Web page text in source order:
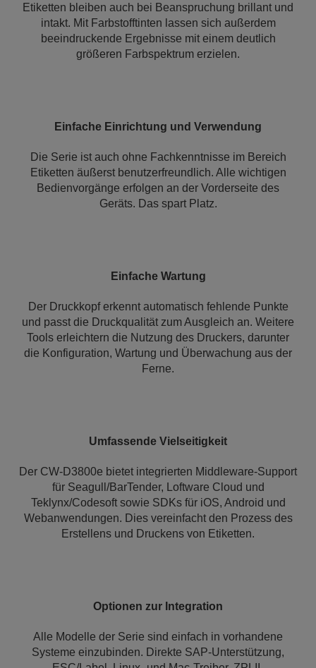
Etiketten bleiben auch bei Beanspruchung brillant und
intakt. Mit Farbstofftinten lassen sich außerdem
beeindruckende Ergebnisse mit einem deutlich
größeren Farbspektrum erzielen.
Einfache Einrichtung und Verwendung
Die Serie ist auch ohne Fachkenntnisse im Bereich
Etiketten äußerst benutzerfreundlich. Alle wichtigen
Bedienvorgänge erfolgen an der Vorderseite des
Geräts. Das spart Platz.
Einfache Wartung
Der Druckkopf erkennt automatisch fehlende Punkte
und passt die Druckqualität zum Ausgleich an. Weitere
Tools erleichtern die Nutzung des Druckers, darunter
die Konfiguration, Wartung und Überwachung aus der
Ferne.
Umfassende Vielseitigkeit
Der CW-D3800e bietet integrierten Middleware-Support
für Seagull/BarTender, Loftware Cloud und
Teklynx/Codesoft sowie SDKs für iOS, Android und
Webanwendungen. Dies vereinfacht den Prozess des
Erstellens und Druckens von Etiketten.
Optionen zur Integration
Alle Modelle der Serie sind einfach in vorhandene
Systeme einzubinden. Direkte SAP-Unterstützung,